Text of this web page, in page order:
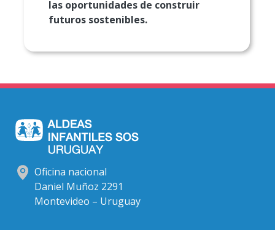
las oportunidades de construir
futuros sostenibles.
Oficina nacional
Daniel Muñoz 2291
Montevideo – Uruguay